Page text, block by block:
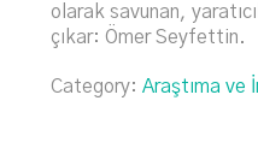
olarak savunan,
çıkar: Ömer Seyfettin.
Category: Araştıma ve